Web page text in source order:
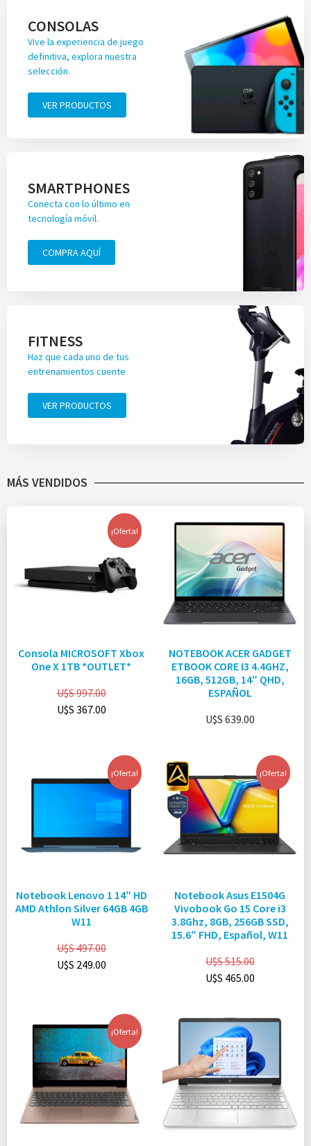
CONSOLAS
Vive la experiencia de juego
definitiva, explora nuestra
selección.
VER PRODUCTOS
SMARTPHONES
Conecta con lo último en
tecnología móvil.
COMPRA AQUÍ
FITNESS
Haz que cada uno de tus
entrenamientos cuente
VER PRODUCTOS
MÁS VENDIDOS
¡Oferta!
Consola MICROSOFT Xbox
One X 1TB *OUTLET*
U$S997.00
U$S 367.00
NOTEBOOK ACER GADGET
ETBOOK CORE I3 4.4GHZ,
16GB, 512GB, 14″ QHD,
ESPAÑOL
U$S 639.00
¡Oferta!
Notebook Lenovo 1 14″ HD
AMD Athlon Silver 64GB 4GB
W11
U$S497.00
U$S 249.00
¡Oferta!
Notebook Asus E1504G
Vivobook Go 15 Core i3
3.8Ghz, 8GB, 256GB SSD,
15.6″ FHD, Español, W11
U$S515.00
U$S 465.00
¡Oferta!